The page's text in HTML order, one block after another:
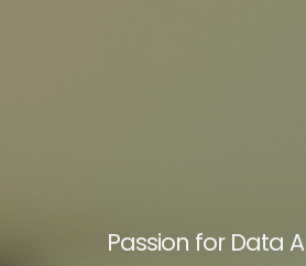
Passion for Data